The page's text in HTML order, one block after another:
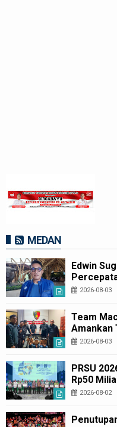
MEDAN
Edwin
2026-08-03
Team
Amankan
Marelan
2026-08-03
PRSU
Rp50
2026-08-02